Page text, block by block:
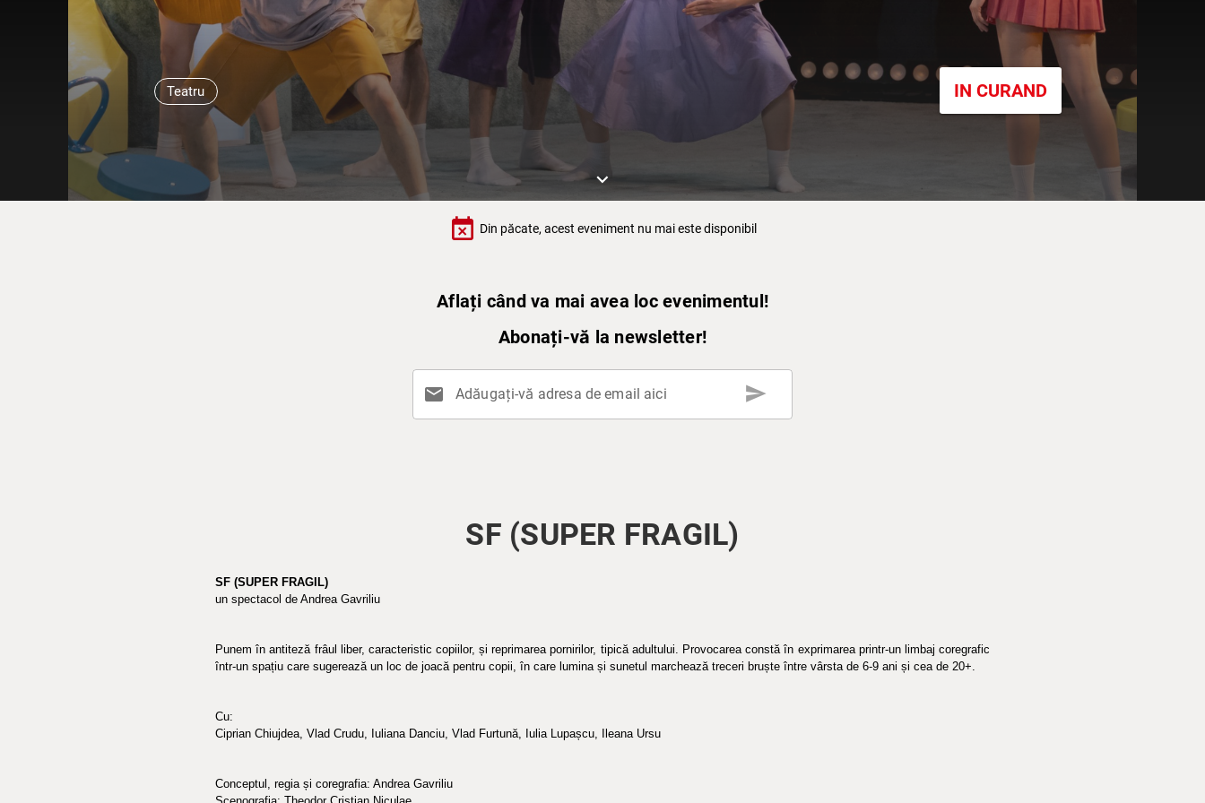
Teatru IN CURAND
keyboard_arrow_down
event_busy Din păcate, acest eveniment nu mai este disponibil
Aflați când va mai avea loc evenimentul!
Abonați-vă la newsletter!
mail Adăugați-vă adresa de email aici send
SF (SUPER FRAGIL)
SF (SUPER FRAGIL)
un spectacol de Andrea Gavriliu
Punem în antiteză frâul liber, caracteristic copiilor, și reprimarea pornirilor, tipică adultului. Provocarea constă în exprimarea printr-un limbaj coregrafic
într-un spațiu care sugerează un loc de joacă pentru copii, în care lumina și sunetul marchează treceri bruște între vârsta de 6-9 ani și cea de 20+.
Cu:
Ciprian Chiujdea, Vlad Crudu, Iuliana Danciu, Vlad Furtună, Iulia Lupașcu, Ileana Ursu
Conceptul, regia și coregrafia: Andrea Gavriliu